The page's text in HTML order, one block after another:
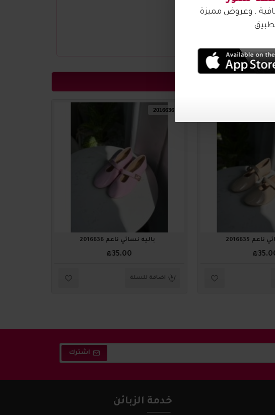
2016635
2016636
باليه نسائي ناعم 2016636
₪35.00
اضافة للسلة
اشترك
خدمة الزبائن